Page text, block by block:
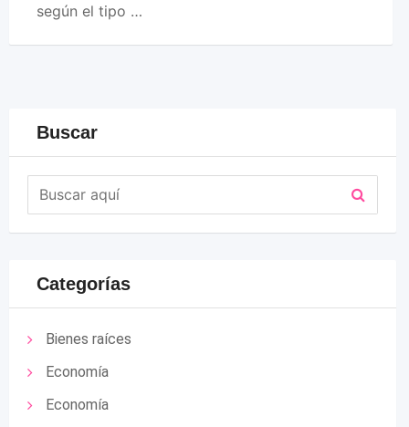
según el tipo …
Buscar
Categorías
Bienes raíces
Economía
Economía